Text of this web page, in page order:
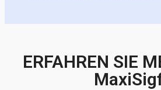
ERFAHREN SIE